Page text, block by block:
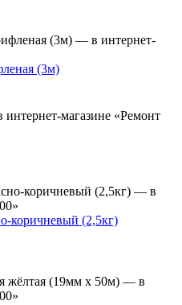
(3м)
коричневый (2,5кг)